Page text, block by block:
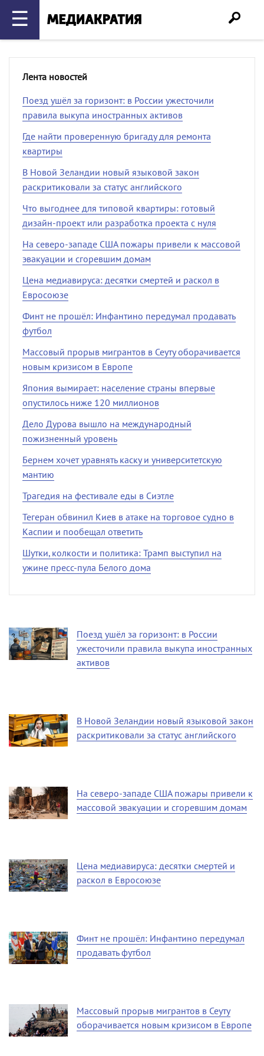
☰
Лента новостей
Поезд ушёл за горизонт: в России ужесточили
правила выкупа иностранных активов
Где найти проверенную бригаду для ремонта
квартиры
В Новой Зеландии новый языковой закон
раскритиковали за статус английского
Что выгоднее для типовой квартиры: готовый
дизайн-проект или разработка проекта с нуля
На северо-западе США пожары привели к массовой
эвакуации и сгоревшим домам
Цена медиавируса: десятки смертей и раскол в
Евросоюзе
Финт не прошёл: Инфантино передумал продавать
футбол
Массовый прорыв мигрантов в Сеуту оборачивается
новым кризисом в Европе
Япония вымирает: население страны впервые
опустилось ниже 120 миллионов
Дело Дурова вышло на международный
пожизненный уровень
Бернем хочет уравнять каску и университетскую
мантию
Трагедия на фестивале еды в Сиэтле
Тегеран обвинил Киев в атаке на торговое судно в
Каспии и пообещал ответить
Шутки, колкости и политика: Трамп выступил на
ужине пресс-пула Белого дома
Поезд ушёл за горизонт: в России
ужесточили правила выкупа иностранных
активов
В Новой Зеландии новый языковой закон
раскритиковали за статус английского
На северо-западе США пожары привели к
массовой эвакуации и сгоревшим домам
Цена медиавируса: десятки смертей и
раскол в Евросоюзе
Финт не прошёл: Инфантино передумал
продавать футбол
Массовый прорыв мигрантов в Сеуту
оборачивается новым кризисом в Европе